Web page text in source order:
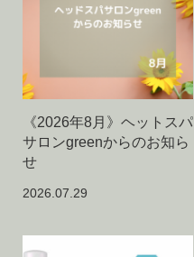
《2026年8月》ヘットスパ
サロンgreenからのお知ら
せ
2026.07.29